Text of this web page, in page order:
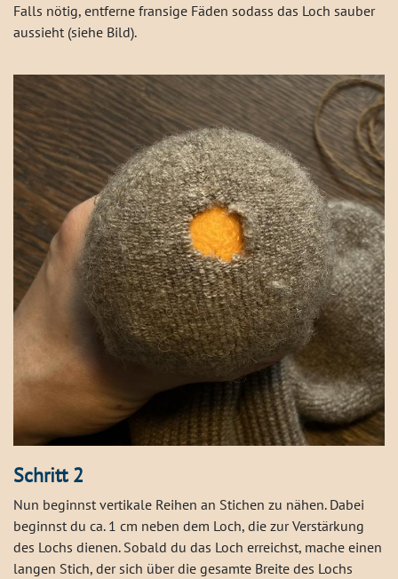
Falls nötig, entferne fransige Fäden sodass das Loch sauber
aussieht (siehe Bild).
Schritt 2
Nun beginnst vertikale Reihen an Stichen zu nähen. Dabei
beginnst du ca. 1 cm neben dem Loch, die zur Verstärkung
des Lochs dienen. Sobald du das Loch erreichst, mache einen
langen Stich, der sich über die gesamte Breite des Lochs